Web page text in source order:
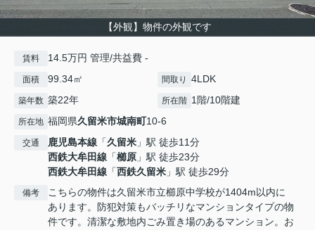
【外観】物件の外観です
賃料 14.5万円 管理/共益費 -
面積 99.34㎡ 間取り 4LDK
築年数 築22年 所在階 1階/10階建
所在地 福岡県久留米市城南町10-6
交通 鹿児島本線 「久留米 」駅 徒歩11分
西鉄大牟田線 「櫛原 」駅 徒歩23分
西鉄大牟田線 「西鉄久留米 」駅 徒歩29分
備考
こちらの物件は久留米市立櫛原中学校が1404m以内に
あります。防犯対策もバッチリなマンションタイプの物
件です。清潔な敷地内ごみ置き場のあるマンション。お